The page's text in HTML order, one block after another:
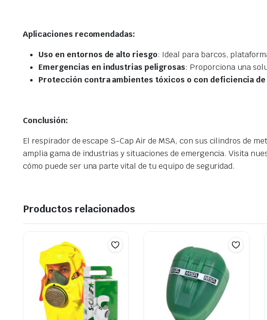
Aplicaciones recomendadas:
Uso en entornos de alto riesgo: Ideal para barcos,
Emergencias en industrias peligrosas: Proporciona una
Protección contra ambientes tóxicos o con deficiencia
Conclusión:
El respirador de escape S-Cap Air de MSA, con sus cilindros de
amplia gama de industrias y situaciones de emergencia. Visita
cómo puede ser una parte vital de tu equipo de seguridad.
Productos relacionados